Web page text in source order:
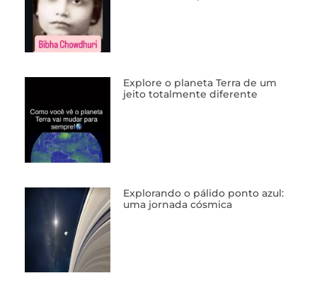
Explore o planeta Terra de um
jeito totalmente diferente
Explorando o pálido ponto azul:
uma jornada cósmica